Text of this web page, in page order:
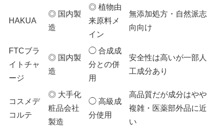
HAKUA
◎ 国内製
造
◎ 植物由
来原料メ
イン
無添加処方・自然派志
向向け
FTCブラ
イトチャ
ージ
◎ 国内製
造
◯ 合成成
分との併
用
安全性は高いが一部人
工成分あり
コスメデ
コルテ
◎ 大手化
粧品会社
製造
◯ 高級成
分使用
高品質だが成分はやや
複雑・医薬部外品に近
い